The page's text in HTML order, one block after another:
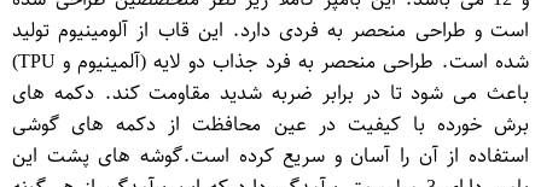
است و طراحی منحصر به فردی دارد. این قاب از آلومینیوم تولید
شده است. طراحی منحصر به فرد جذاب دو لایه (آلمینیوم و TPU)
باعث می شود تا در برابر ضربه شدید مقاومت کند. دکمه های
برش خورده با کیفیت در عین محافظت از دکمه های گوشی
استفاده از آن را آسان و سریع کرده است.گوشه های پشت این